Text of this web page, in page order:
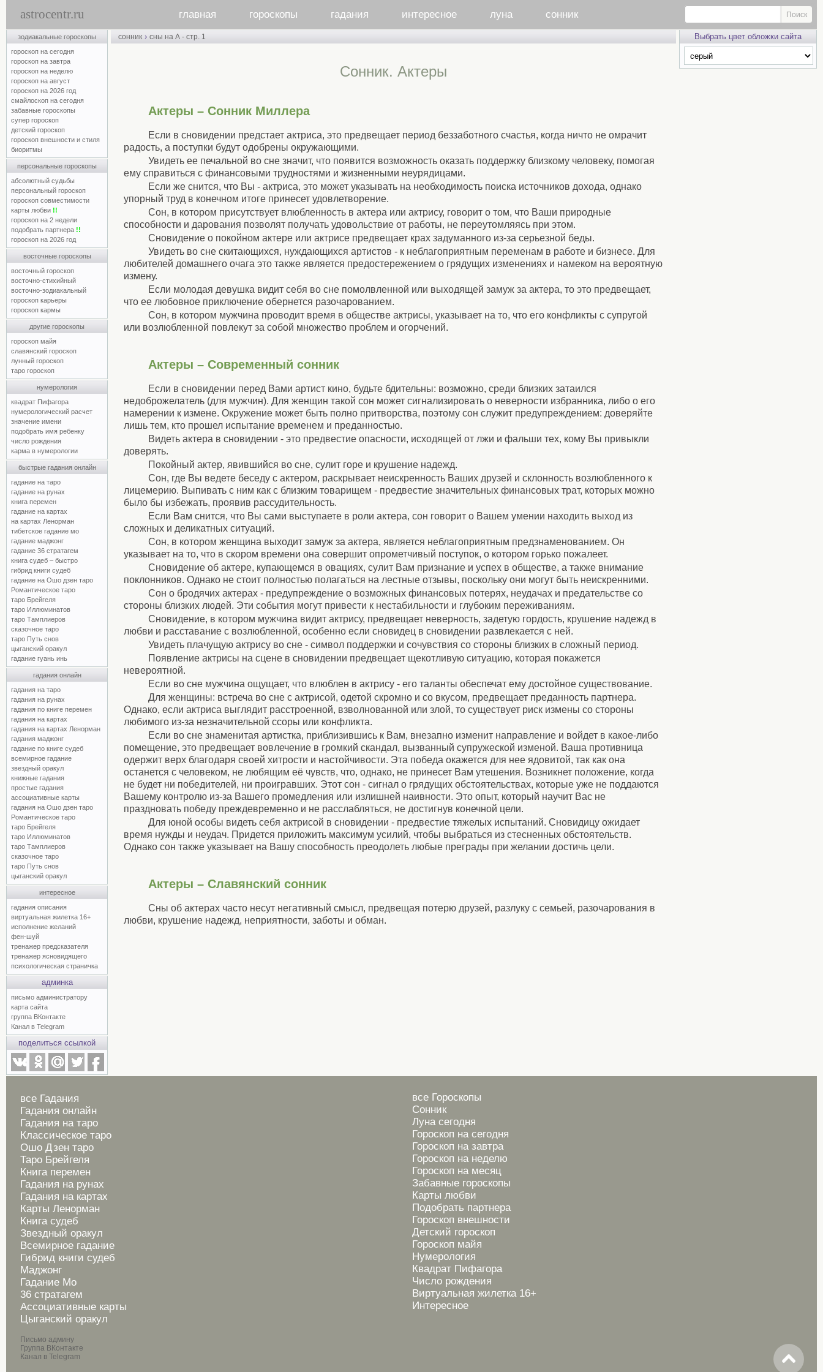
astrocentr.ru главная гороскопы гадания интересное луна сонник
зодиакальные гороскопы
гороскоп на сегодня
гороскоп на завтра
гороскоп на неделю
гороскоп на август
гороскоп на 2026 год
смайлоскоп на сегодня
забавные гороскопы
супер гороскоп
детский гороскоп
гороскоп внешности и стиля
биоритмы
персональные гороскопы
абсолютный судьбы
персональный гороскоп
гороскоп совместимости
карты любви !!
гороскоп на 2 недели
подобрать партнера !!
гороскоп на 2026 год
восточные гороскопы
восточный гороскоп
восточно-стихийный
восточно-зодиакальный
гороскоп карьеры
гороскоп кармы
другие гороскопы
гороскоп майя
славянский гороскоп
лунный гороскоп
таро гороскоп
нумерология
квадрат Пифагора
нумерологический расчет
значение имени
подобрать имя ребенку
число рождения
карма в нумерологии
быстрые гадания онлайн
гадание на таро
гадание на рунах
книга перемен
гадание на картах
на картах Ленорман
тибетское гадание мо
гадание маджонг
гадание 36 стратагем
книга судеб – быстро
гибрид книги судеб
гадание на Ошо дзен таро
Романтическое таро
таро Брейгеля
таро Иллюминатов
таро Тамплиеров
сказочное таро
таро Путь снов
цыганский оракул
гадание гуань инь
гадания онлайн
гадания на таро
гадания на рунах
гадания по книге перемен
гадания на картах
гадания на картах Ленорман
гадания маджонг
гадание по книге судеб
всемирное гадание
звездный оракул
книжные гадания
простые гадания
ассоциативные карты
гадания на Ошо дзен таро
Романтическое таро
таро Брейгеля
таро Иллюминатов
таро Тамплиеров
сказочное таро
таро Путь снов
цыганский оракул
интересное
гадания описания
виртуальная жилетка 16+
исполнение желаний
фен-шуй
тренажер предсказателя
тренажер ясновидящего
психологическая страничка
админка
письмо администратору
карта сайта
группа ВКонтакте
Канал в Telegram
поделиться ссылкой
сонник › сны на А - стр. 1
Cонник. Актеры
Актеры – Сонник Миллера
Если в сновидении предстает актриса, это предвещает период беззаботного счастья, когда ничто не омрачит
радость, а поступки будут одобрены окружающими.
Увидеть ее печальной во сне значит, что появится возможность оказать поддержку близкому человеку, помогая
ему справиться с финансовыми трудностями и жизненными неурядицами.
Если же снится, что Вы - актриса, это может указывать на необходимость поиска источников дохода, однако
упорный труд в конечном итоге принесет удовлетворение.
Сон, в котором присутствует влюбленность в актера или актрису, говорит о том, что Ваши природные
способности и дарования позволят получать удовольствие от работы, не переутомляясь при этом.
Сновидение о покойном актере или актрисе предвещает крах задуманного из-за серьезной беды.
Увидеть во сне скитающихся, нуждающихся артистов - к неблагоприятным переменам в работе и бизнесе. Для
любителей домашнего очага это также является предостережением о грядущих изменениях и намеком на вероятную
измену.
Если молодая девушка видит себя во сне помолвленной или выходящей замуж за актера, то это предвещает,
что ее любовное приключение обернется разочарованием.
Сон, в котором мужчина проводит время в обществе актрисы, указывает на то, что его конфликты с супругой
или возлюбленной повлекут за собой множество проблем и огорчений.
Актеры – Современный сонник
Если в сновидении перед Вами артист кино, будьте бдительны: возможно, среди близких затаился
недоброжелатель (для мужчин). Для женщин такой сон может сигнализировать о неверности избранника, либо о его
намерении к измене. Окружение может быть полно притворства, поэтому сон служит предупреждением: доверяйте
лишь тем, кто прошел испытание временем и преданностью.
Видеть актера в сновидении - это предвестие опасности, исходящей от лжи и фальши тех, кому Вы привыкли
доверять.
Покойный актер, явившийся во сне, сулит горе и крушение надежд.
Сон, где Вы ведете беседу с актером, раскрывает неискренность Ваших друзей и склонность возлюбленного к
лицемерию. Выпивать с ним как с близким товарищем - предвестие значительных финансовых трат, которых можно
было бы избежать, проявив рассудительность.
Если Вам снится, что Вы сами выступаете в роли актера, сон говорит о Вашем умении находить выход из
сложных и деликатных ситуаций.
Сон, в котором женщина выходит замуж за актера, является неблагоприятным предзнаменованием. Он
указывает на то, что в скором времени она совершит опрометчивый поступок, о котором горько пожалеет.
Сновидение об актере, купающемся в овациях, сулит Вам признание и успех в обществе, а также внимание
поклонников. Однако не стоит полностью полагаться на лестные отзывы, поскольку они могут быть неискренними.
Сон о бродячих актерах - предупреждение о возможных финансовых потерях, неудачах и предательстве со
стороны близких людей. Эти события могут привести к нестабильности и глубоким переживаниям.
Сновидение, в котором мужчина видит актрису, предвещает неверность, задетую гордость, крушение надежд в
любви и расставание с возлюбленной, особенно если сновидец в сновидении развлекается с ней.
Увидеть плачущую актрису во сне - символ поддержки и сочувствия со стороны близких в сложный период.
Появление актрисы на сцене в сновидении предвещает щекотливую ситуацию, которая покажется
невероятной.
Если во сне мужчина ощущает, что влюблен в актрису - его таланты обеспечат ему достойное существование.
Для женщины: встреча во сне с актрисой, одетой скромно и со вкусом, предвещает преданность партнера.
Однако, если актриса выглядит расстроенной, взволнованной или злой, то существует риск измены со стороны
любимого из-за незначительной ссоры или конфликта.
Если во сне знаменитая артистка, приблизившись к Вам, внезапно изменит направление и войдет в какое-либо
помещение, это предвещает вовлечение в громкий скандал, вызванный супружеской изменой. Ваша противница
одержит верх благодаря своей хитрости и настойчивости. Эта победа окажется для нее ядовитой, так как она
останется с человеком, не любящим её чувств, что, однако, не принесет Вам утешения. Возникнет положение, когда
не будет ни победителей, ни проигравших. Этот сон - сигнал о грядущих обстоятельствах, которые уже не поддаются
Вашему контролю из-за Вашего промедления или излишней наивности. Это опыт, который научит Вас не
праздновать победу преждевременно и не расслабляться, не достигнув конечной цели.
Для юной особы видеть себя актрисой в сновидении - предвестие тяжелых испытаний. Сновидицу ожидает
время нужды и неудач. Придется приложить максимум усилий, чтобы выбраться из стесненных обстоятельств.
Однако сон также указывает на Вашу способность преодолеть любые преграды при желании достичь цели.
Актеры – Славянский сонник
Сны об актерах часто несут негативный смысл, предвещая потерю друзей, разлуку с семьей, разочарования в
любви, крушение надежд, неприятности, заботы и обман.
Выбрать цвет обложки сайта
все Гадания
Гадания онлайн
Гадания на таро
Классическое таро
Ошо Дзен таро
Таро Брейгеля
Книга перемен
Гадания на рунах
Гадания на картах
Карты Ленорман
Книга судеб
Звездный оракул
Всемирное гадание
Гибрид книги судеб
Маджонг
Гадание Мо
36 стратагем
Ассоциативные карты
Цыганский оракул
Письмо админу
Группа ВКонтакте
Канал в Telegram
все Гороскопы
Сонник
Луна сегодня
Гороскоп на сегодня
Гороскоп на завтра
Гороскоп на неделю
Гороскоп на месяц
Забавные гороскопы
Карты любви
Подобрать партнера
Гороскоп внешности
Детский гороскоп
Гороскоп майя
Нумерология
Квадрат Пифагора
Число рождения
Виртуальная жилетка 16+
Интересное